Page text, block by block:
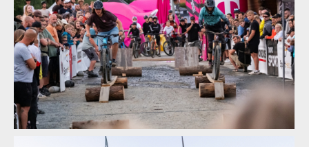
Norco Enduro Race Morávka - Jára Sijka / Enduroserie.cz